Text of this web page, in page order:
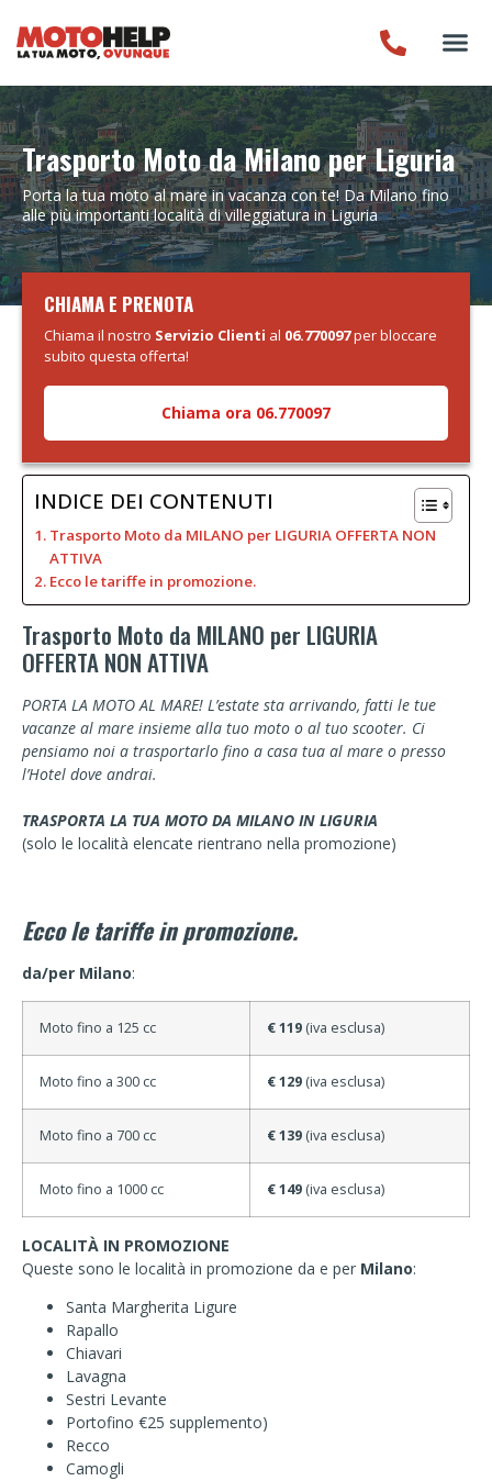
Trasporto Moto da Milano per Liguria
Porta la tua moto al mare in vacanza con te! Da Milano fino
alle più importanti località di villeggiatura in Liguria
INDICE DEI CONTENUTI
Trasporto Moto da MILANO per LIGURIA OFFERTA NON
ATTIVA
Ecco le tariffe in promozione.
Trasporto Moto da MILANO per LIGURIA
OFFERTA NON ATTIVA
PORTA LA MOTO AL MARE! L’estate sta arrivando, fatti le tue
vacanze al mare insieme alla tuo moto o al tuo scooter. Ci
pensiamo noi a trasportarlo fino a casa tua al mare o presso
l’Hotel dove andrai.
TRASPORTA LA TUA MOTO DA MILANO IN LIGURIA
(solo le località elencate rientrano nella promozione)
Ecco le tariffe in promozione.
da/per Milano:
Moto fino a 125 cc € 119 (iva esclusa)
Moto fino a 300 cc € 129 (iva esclusa)
Moto fino a 700 cc € 139 (iva esclusa)
Moto fino a 1000 cc € 149 (iva esclusa)
LOCALITÀ IN PROMOZIONE
Queste sono le località in promozione da e per Milano:
Santa Margherita Ligure
Rapallo
Chiavari
Lavagna
Sestri Levante
Portofino €25 supplemento)
Recco
Camogli
CHIAMA E PRENOTA
Chiama il nostro Servizio Clienti al 06.770097per bloccare
subito questa offerta!
Chiama ora 06.770097